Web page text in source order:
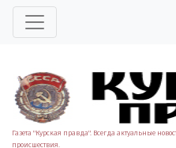
Газета "Курская правда". Всегда актуальные
происшествия.